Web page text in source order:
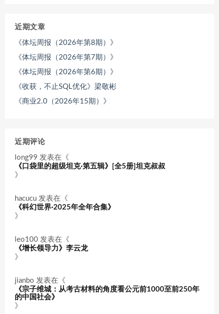
近期文章
《体坛周报（2026年第8期）》
《体坛周报（2026年第7期）》
《体坛周报（2026年第6期）》
《收获，不止SQL优化》梁敬彬
《商业2.0（2026年15期）》
近期评论
long99 发表在《
《口袋里的超级坦克·第五辑》[全5册]坦克叔叔
》
hacucu 发表在《
《科幻世界·2025年全年合集》
》
leo100 发表在《
《增长领导力》李云龙
》
jianbo 发表在《
《宗子维城：从考古材料的角度看公元前1000至前250年
的中国社会》
》